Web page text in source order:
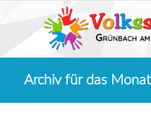
Archiv für das